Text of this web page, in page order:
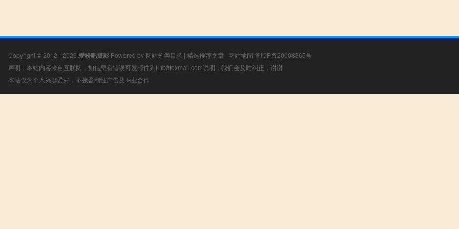
Copyright © 2012 - 2026 爱粉吧摄影 Powered by 网站分类目录 | 精选推荐文章 | 网站地图 鲁ICP备20008365号
声明：本站内容来自互联网，如信息有错误可发邮件到f_fb#foxmail.com说明，我们会及时纠正，谢谢
本站仅为个人兴趣爱好，不接盈利性广告及商业合作